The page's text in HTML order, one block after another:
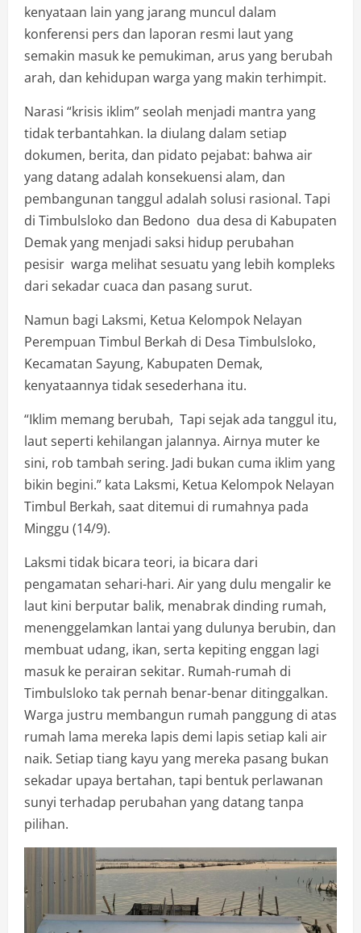
kenyataan lain yang jarang muncul dalam
konferensi pers dan laporan resmi laut yang
semakin masuk ke pemukiman, arus yang berubah
arah, dan kehidupan warga yang makin terhimpit.
Narasi “krisis iklim” seolah menjadi mantra yang
tidak terbantahkan. Ia diulang dalam setiap
dokumen, berita, dan pidato pejabat: bahwa air
yang datang adalah konsekuensi alam, dan
pembangunan tanggul adalah solusi rasional. Tapi
di Timbulsloko dan Bedono dua desa di Kabupaten
Demak yang menjadi saksi hidup perubahan
pesisir warga melihat sesuatu yang lebih kompleks
dari sekadar cuaca dan pasang surut.
Namun bagi Laksmi, Ketua Kelompok Nelayan
Perempuan Timbul Berkah di Desa Timbulsloko,
Kecamatan Sayung, Kabupaten Demak,
kenyataannya tidak sesederhana itu.
“Iklim memang berubah, Tapi sejak ada tanggul itu,
laut seperti kehilangan jalannya. Airnya muter ke
sini, rob tambah sering. Jadi bukan cuma iklim yang
bikin begini.” kata Laksmi, Ketua Kelompok Nelayan
Timbul Berkah, saat ditemui di rumahnya pada
Minggu (14/9).
Laksmi tidak bicara teori, ia bicara dari
pengamatan sehari-hari. Air yang dulu mengalir ke
laut kini berputar balik, menabrak dinding rumah,
menenggelamkan lantai yang dulunya berubin, dan
membuat udang, ikan, serta kepiting enggan lagi
masuk ke perairan sekitar. Rumah-rumah di
Timbulsloko tak pernah benar-benar ditinggalkan.
Warga justru membangun rumah panggung di atas
rumah lama mereka lapis demi lapis setiap kali air
naik. Setiap tiang kayu yang mereka pasang bukan
sekadar upaya bertahan, tapi bentuk perlawanan
sunyi terhadap perubahan yang datang tanpa
pilihan.